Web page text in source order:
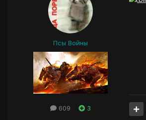
Псы Войны
609 3